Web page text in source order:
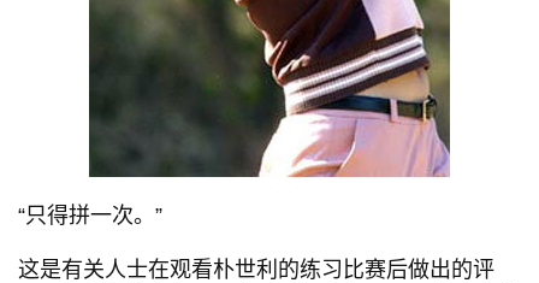
“只得拼一次。”
这是有关人士在观看朴世利的练习比赛后做出的评